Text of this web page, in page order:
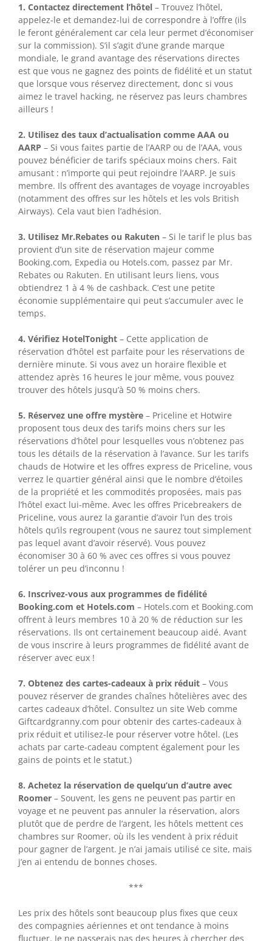
1. Contactez directement l’hôtel – Trouvez l’hôtel,
appelez-le et demandez-lui de correspondre à l’offre (ils
le feront généralement car cela leur permet d’économiser
sur la commission). S’il s’agit d’une grande marque
mondiale, le grand avantage des réservations directes
est que vous ne gagnez des points de fidélité et un statut
que lorsque vous réservez directement, donc si vous
aimez le travel hacking, ne réservez pas leurs chambres
ailleurs !
2. Utilisez des taux d’actualisation comme AAA ou
AARP – Si vous faites partie de l’AARP ou de l’AAA, vous
pouvez bénéficier de tarifs spéciaux moins chers. Fait
amusant : n’importe qui peut rejoindre l’AARP. Je suis
membre. Ils offrent des avantages de voyage incroyables
(notamment des offres sur les hôtels et les vols British
Airways). Cela vaut bien l’adhésion.
3. Utilisez Mr.Rebates ou Rakuten – Si le tarif le plus bas
provient d’un site de réservation majeur comme
Booking.com, Expedia ou Hotels.com, passez par Mr.
Rebates ou Rakuten. En utilisant leurs liens, vous
obtiendrez 1 à 4 % de cashback. C’est une petite
économie supplémentaire qui peut s’accumuler avec le
temps.
4. Vérifiez HotelTonight – Cette application de
réservation d’hôtel est parfaite pour les réservations de
dernière minute. Si vous avez un horaire flexible et
attendez après 16 heures le jour même, vous pouvez
trouver des hôtels jusqu’à 50 % moins chers.
5. Réservez une offre mystère – Priceline et Hotwire
proposent tous deux des tarifs moins chers sur les
réservations d’hôtel pour lesquelles vous n’obtenez pas
tous les détails de la réservation à l’avance. Sur les tarifs
chauds de Hotwire et les offres express de Priceline, vous
verrez le quartier général ainsi que le nombre d’étoiles
de la propriété et les commodités proposées, mais pas
l’hôtel exact lui-même. Avec les offres Pricebreakers de
Priceline, vous aurez la garantie d’avoir l’un des trois
hôtels qu’ils regroupent (vous ne saurez tout simplement
pas lequel avant d’avoir réservé). Vous pouvez
économiser 30 à 60 % avec ces offres si vous pouvez
tolérer un peu d’inconnu !
6. Inscrivez-vous aux programmes de fidélité
Booking.com et Hotels.com – Hotels.com et Booking.com
offrent à leurs membres 10 à 20 % de réduction sur les
réservations. Ils ont certainement beaucoup aidé. Avant
de vous inscrire à leurs programmes de fidélité avant de
réserver avec eux !
7. Obtenez des cartes-cadeaux à prix réduit – Vous
pouvez réserver de grandes chaînes hôtelières avec des
cartes cadeaux d’hôtel. Consultez un site Web comme
Giftcardgranny.com pour obtenir des cartes-cadeaux à
prix réduit et utilisez-le pour réserver votre hôtel. (Les
achats par carte-cadeau comptent également pour les
gains de points et le statut.)
8. Achetez la réservation de quelqu’un d’autre avec
Roomer – Souvent, les gens ne peuvent pas partir en
voyage et ne peuvent pas annuler la réservation, alors
plutôt que de perdre de l’argent, les hôtels mettent ces
chambres sur Roomer, où ils les vendent à prix réduit
pour gagner de l’argent. Je n’ai jamais utilisé ce site, mais
j’en ai entendu de bonnes choses.
***
Les prix des hôtels sont beaucoup plus fixes que ceux
des compagnies aériennes et ont tendance à moins
fluctuer. Je ne passerais pas des heures à chercher des